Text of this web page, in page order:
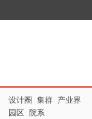
设计圈 集群| 产业界
园区 院系|